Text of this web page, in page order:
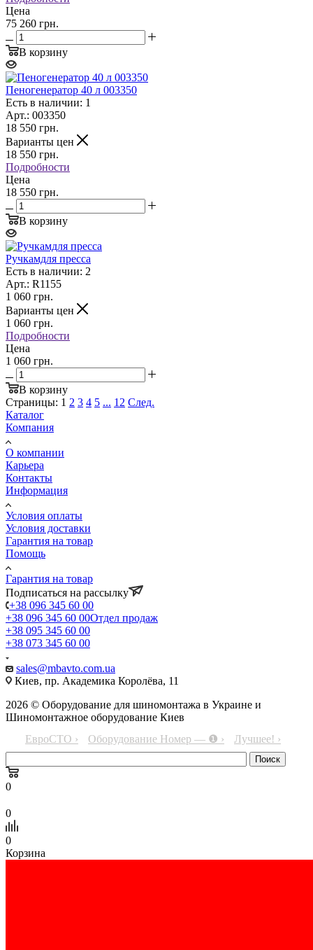
Цена
75 260 грн.
В корзину
Пеногенератор 40 л 003350
Есть в наличии: 1
Арт.: 003350
18 550 грн.
Варианты цен
18 550 грн.
Подробности
Цена
18 550 грн.
В корзину
Ручкамдля пресса
Есть в наличии: 2
Арт.: R1155
1 060 грн.
Варианты цен
1 060 грн.
Подробности
Цена
1 060 грн.
В корзину
Страницы: 1 2 3 4 5 ... 12 След.
Каталог
Компания
О компании
Карьера
Контакты
Информация
Условия оплаты
Условия доставки
Гарантия на товар
Помощь
Гарантия на товар
Подписаться на рассылку
+38 096 345 60 00
+38 096 345 60 00Отдел продаж
+38 095 345 60 00
+38 073 345 60 00
sales@mbavto.com.ua
Киев, пр. Академика Королёва, 11
2026 © Оборудование для шиномонтажа в Украине и
Шиномонтажное оборудование Киев
ЕвроСТО ›
Оборудование Номер — ❶ › Лучшее! ›
0
0
0
Корзина